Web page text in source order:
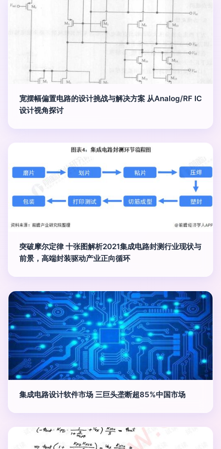
宽摆幅偏置电路的设计挑战与解决方案 从Analog/RF IC
设计视角探讨
突破摩尔定律 十张图解析2021集成电路封测行业现状与
前景，高端封装驱动产业正向循环
集成电路设计软件市场 三巨头垄断超85%中国市场